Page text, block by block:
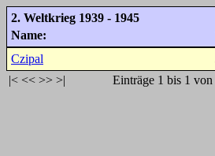
2. Weltkrieg 1939 - 1945
Name:
Czipal
|< << >> >| Einträge 1 bis 1 von